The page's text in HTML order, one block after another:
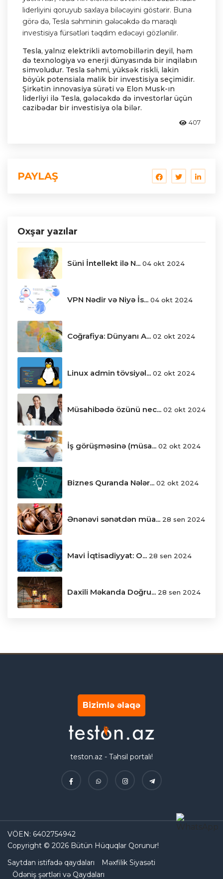
liderliyini qoruyub saxlaya biləcəyini göstərir. Buna
görə də, Tesla səhminin gələcəkdə də maraqlı
investisiya fürsətləri təqdim edəcəyi gözlənilir.
Tesla, yalnız elektrikli avtomobillərin deyil, həm
də texnologiya və enerji dünyasında bir inqilabın
simvoludur. Tesla səhmi, yüksək riskli, lakin
böyük potensiala malik bir investisiya seçimidir.
Şirkətin innovasiya sürəti və Elon Musk-ın
liderliyi ilə Tesla, gələcəkdə də investorlar üçün
cazibədar bir investisiya ola bilər.
407
PAYLAŞ
Oxşar yazılar
Süni İntellekt ilə N... 04 okt 2024
VPN Nədir və Niyə İs... 04 okt 2024
Coğrafiya: Dünyanı A... 02 okt 2024
Linux admin tövsiyəl... 02 okt 2024
Müsahibədə özünü nec... 02 okt 2024
İş görüşməsinə (müsa... 02 okt 2024
Biznes Quranda Nələr... 02 okt 2024
Ənənəvi sənətdən müa... 28 sen 2024
Mavi İqtisadiyyat: O... 28 sen 2024
Daxili Məkanda Doğru... 28 sen 2024
Bizimlə əlaqə
teston.az - Təhsil portalı!
VÖEN: 6402754942
Copyright © 2026 Bütün Hüquqlar Qorunur!
Saytdan istifadə qaydaları
Məxfilik Siyasəti
Ödəniş şərtləri və Qaydaları